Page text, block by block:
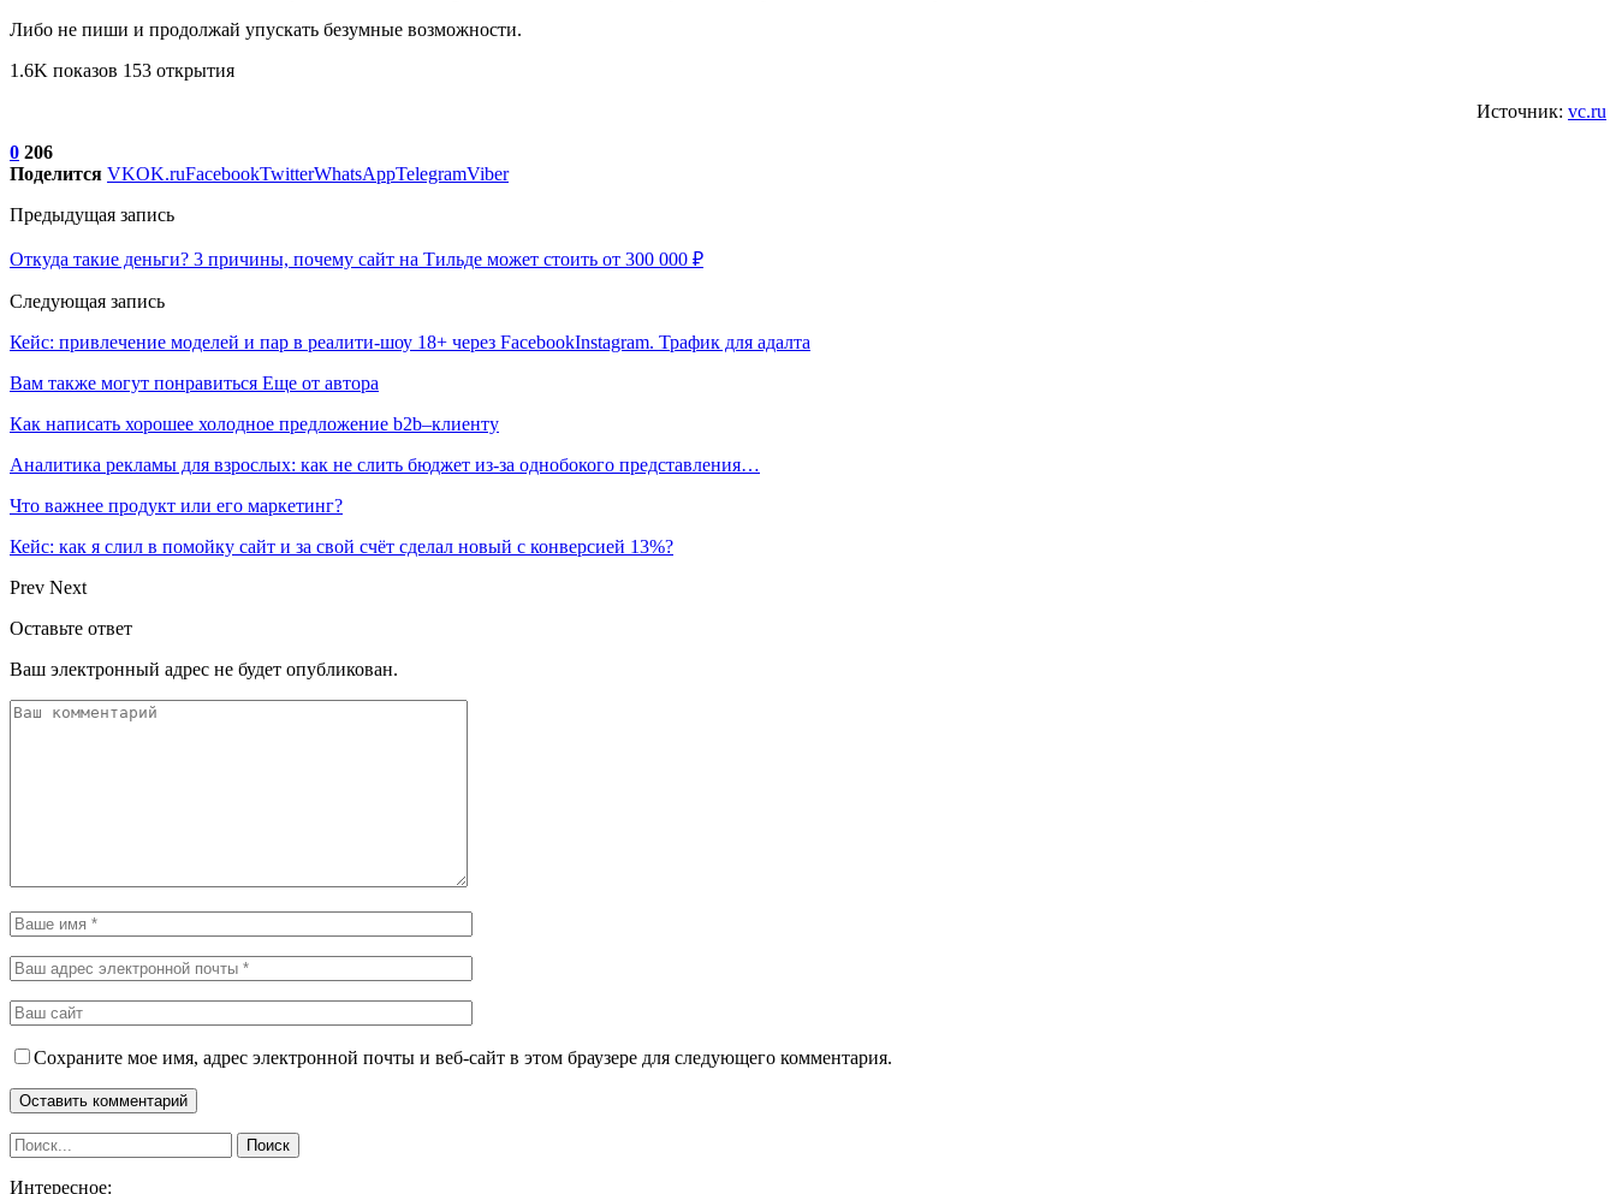
Либо не пиши и продолжай упускать безумные возможности.
1.6K показов 153 открытия
Источник: vc.ru
0 206
Поделится VKOK.ruFacebookTwitterWhatsAppTelegramViber
Предыдущая запись
Откуда такие деньги? 3 причины, почему сайт на Тильде может стоить от 300 000 ₽
Следующая запись
Кейс: привлечение моделей и пар в реалити-шоу 18+ через FacebookInstagram. Трафик для адалта
Вам также могут понравиться Еще от автора
Как написать хорошее холодное предложение b2b–клиенту
Аналитика рекламы для взрослых: как не слить бюджет из-за однобокого представления…
Что важнее продукт или его маркетинг?
Кейс: как я слил в помойку сайт и за свой счёт сделал новый с конверсией 13%?
Prev Next
Оставьте ответ
Ваш электронный адрес не будет опубликован.
Сохраните мое имя, адрес электронной почты и веб-сайт в этом браузере для следующего комментария.
Интересное: